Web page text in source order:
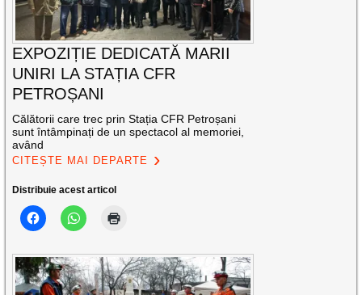
EXPOZIȚIE DEDICATĂ MARII
UNIRI LA STAȚIA CFR
PETROȘANI
Călătorii care trec prin Stația CFR Petroșani
sunt întâmpinați de un spectacol al memoriei,
având
CITEȘTE MAI DEPARTE
Distribuie acest articol